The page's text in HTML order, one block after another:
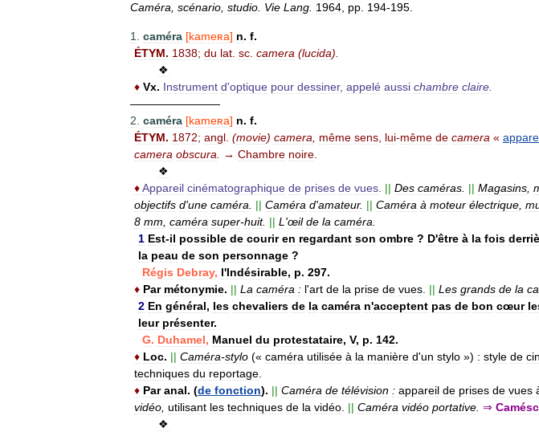
Caméra, scénario, studio. Vie Lang. 1964, pp. 194-195.
1. caméra [kameʀa] n. f.
ÉTYM. 1838; du lat. sc. camera (lucida).
❖
♦ Vx. Instrument d'optique pour dessiner, appelé aussi chambre claire.
————————
2. caméra [kameʀa] n. f.
ÉTYM. 1872; angl. (movie) camera, même sens, lui-même de camera «
camera obscura. → Chambre noire.
❖
♦Appareil cinématographique de prises de vues. || Des caméras. || Magasins,
objectifs d'une caméra. || Caméra d'amateur. || Caméra à moteur électrique,
8 mm, caméra super-huit. || L'œil de la caméra.
1 Est-il possible de courir en regardant son ombre ? D'être à la fois
la peau de son personnage ?
Régis Debray, l'Indésirable, p. 297.
♦ Par métonymie. || La caméra : l'art de la prise de vues. || Les grands de la
2 En général, les chevaliers de la caméra n'acceptent pas de bon cœur
leur présenter.
G. Duhamel, Manuel du protestataire, V, p. 142.
♦ Loc. || Caméra-stylo (« caméra utilisée à la manière d'un stylo ») : style de
techniques du reportage.
♦ Par anal. (de fonction). || Caméra de télévision : appareil de prises de vues
vidéo, utilisant les techniques de la vidéo. || Caméra vidéo portative. ⇒
❖